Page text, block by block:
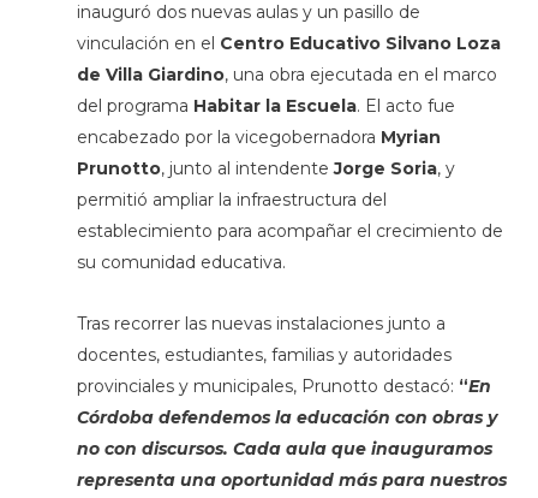
inauguró dos nuevas aulas y un pasillo de
vinculación en el Centro Educativo Silvano Loza
de Villa Giardino, una obra ejecutada en el marco
del programa Habitar la Escuela. El acto fue
encabezado por la vicegobernadora Myrian
Prunotto, junto al intendenteJorge Soria, y
permitió ampliar la infraestructura del
establecimiento para acompañar el crecimiento de
su comunidad educativa.
Tras recorrer las nuevas instalaciones junto a
docentes, estudiantes, familias y autoridades
provinciales y municipales, Prunotto destacó: “En
Córdoba defendemos la educación con obras y
no con discursos. Cada aula que inauguramos
representa una oportunidad más para nuestros